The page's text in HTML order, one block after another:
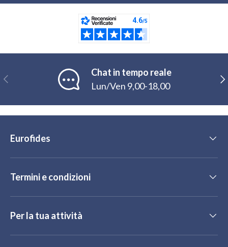
Indietro
Chat in tempo reale
Lun/Ven 9,00-18,00
Eurofides
Termini e condizioni
Per la tua attività